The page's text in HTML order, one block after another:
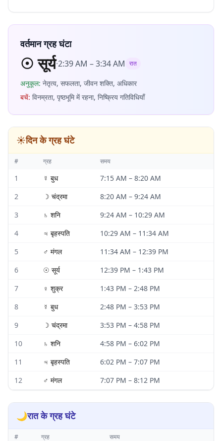
वर्तमान ग्रह घंटा
☉ सूर्य·2:39 AM –3:34 AM रात
अनुकूल: नेतृत्व, सफलता, जीवन शक्ति, अधिकार
बचें: विनम्रता, पृष्ठभूमि में रहना, निष्क्रिय गतिविधियाँ
☀️दिन के ग्रह घंटे
# ग्रह समय
1 ☿ बुध 7:15 AM – 8:20 AM
2
☽ चंद्रमा 8:20 AM – 9:24 AM
3
♄ शनि 9:24 AM – 10:29 AM
4
♃ बृहस्पति 10:29 AM – 11:34 AM
5
♂ मंगल 11:34 AM – 12:39 PM
6
☉ सूर्य 12:39 PM – 1:43 PM
7
♀ शुक्र 1:43 PM – 2:48 PM
8
☿ बुध 2:48 PM – 3:53 PM
9
☽ चंद्रमा 3:53 PM – 4:58 PM
10
♄ शनि 4:58 PM – 6:02 PM
11
♃ बृहस्पति 6:02 PM – 7:07 PM
12
♂ मंगल 7:07 PM – 8:12 PM
🌙रात के ग्रह घंटे
# ग्रह समय